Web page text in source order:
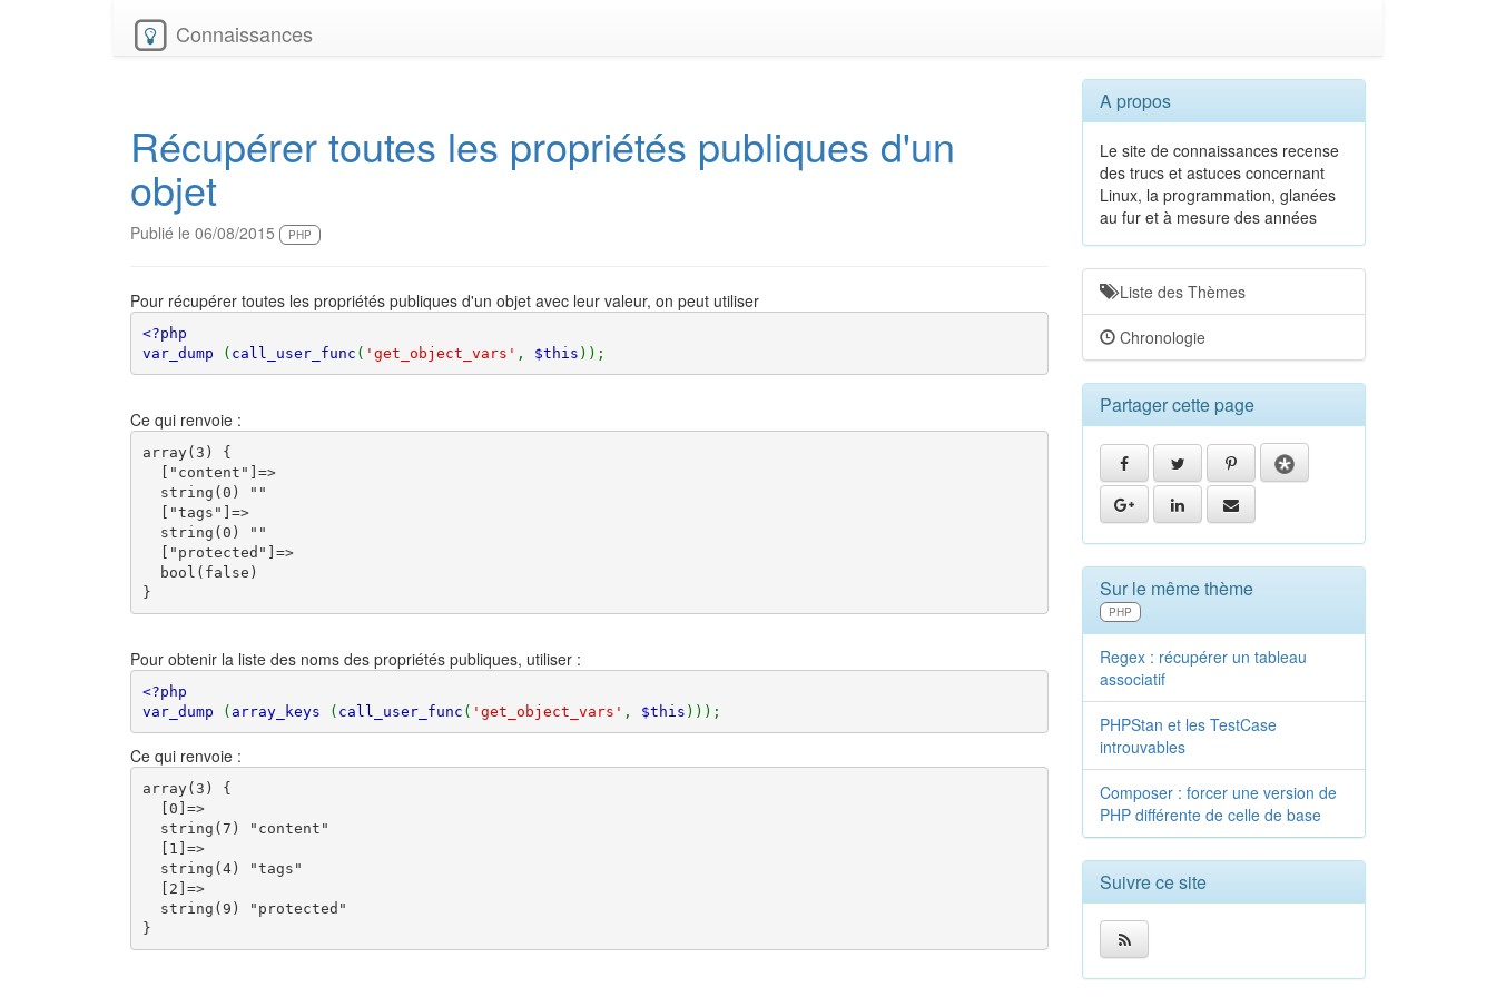
Connaissances
Récupérer toutes les propriétés publiques d'un
objet
Publié le 06/08/2015 PHP
Pour récupérer toutes les propriétés publiques d'un objet avec leur valeur, on peut utiliser
<?php
var_dump
( call_user_func ( 'get_object_vars' , $this ));
Ce qui renvoie :
array(3) {
  ["content"]=>
  string(0) ""
  ["tags"]=>
  string(0) ""
  ["protected"]=>
  bool(false)
}
Pour obtenir la liste des noms des propriétés publiques, utiliser :
<?php
var_dump
( array_keys ( call_user_func ( 'get_object_vars' , $this )));
Ce qui renvoie :
array(3) {
  [0]=>
  string(7) "content"
  [1]=>
  string(4) "tags"
  [2]=>
  string(9) "protected"
}
A propos
Le site de connaissances recense
des trucs et astuces concernant
Linux, la programmation, glanées
au fur et à mesure des années
Liste des Thèmes
Chronologie
Partager cette page
Sur le même thème
PHP
Regex : récupérer un tableau
associatif
PHPStan et les TestCase
introuvables
Composer : forcer une version de
PHP différente de celle de base
Suivre ce site